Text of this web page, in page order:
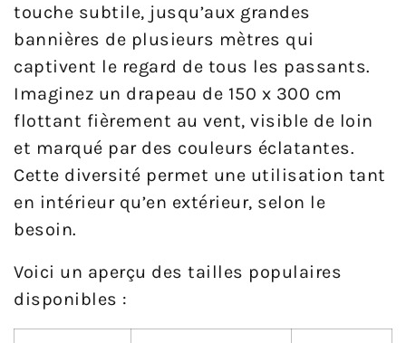
touche subtile, jusqu’aux grandes
bannières de plusieurs mètres qui
captivent le regard de tous les passants.
Imaginez un drapeau de 150 x 300 cm
flottant fièrement au vent, visible de loin
et marqué par des couleurs éclatantes.
Cette diversité permet une utilisation tant
en intérieur qu’en extérieur, selon le
besoin.
Voici un aperçu des tailles populaires
disponibles :